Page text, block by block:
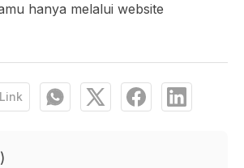
hanya melalui website
)